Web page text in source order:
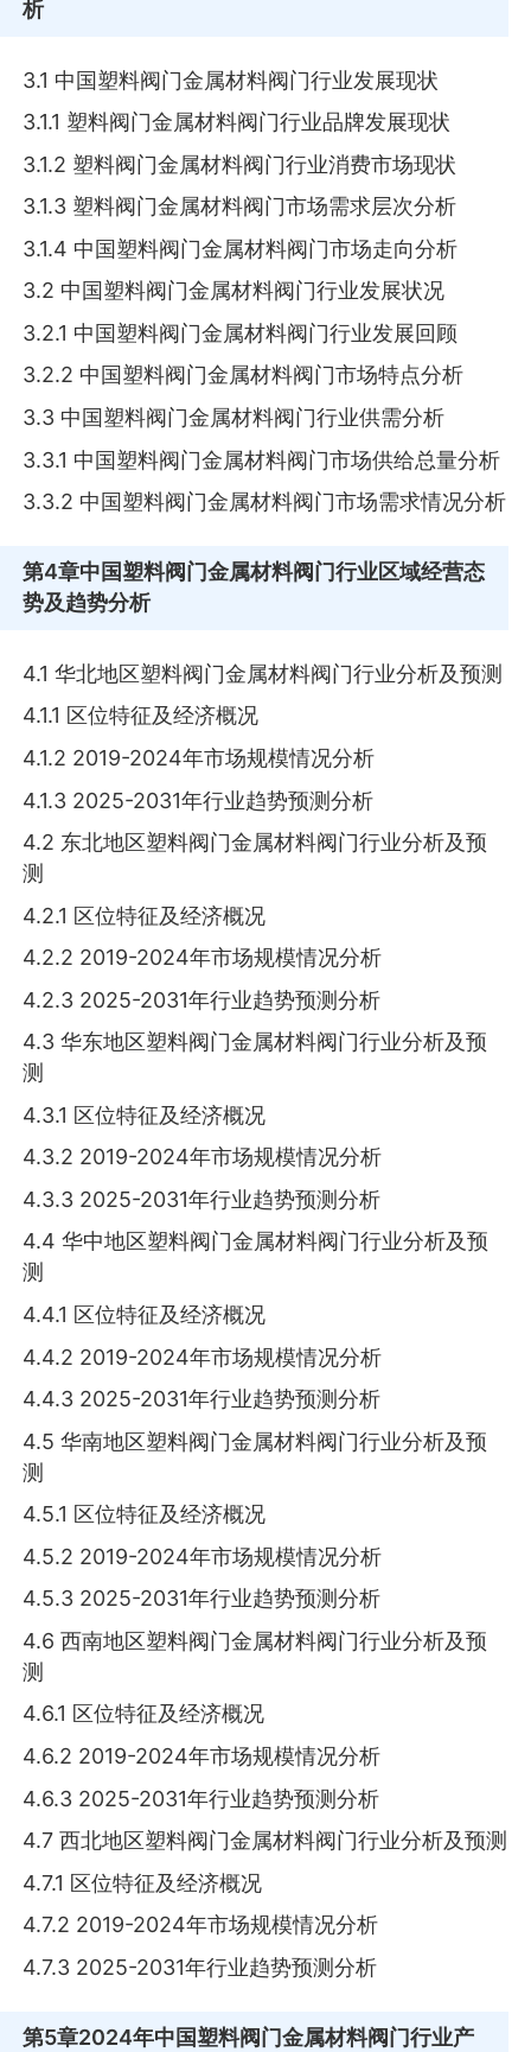
析
3.1 中国塑料阀门金属材料阀门行业发展现状
3.1.1 塑料阀门金属材料阀门行业品牌发展现状
3.1.2 塑料阀门金属材料阀门行业消费市场现状
3.1.3 塑料阀门金属材料阀门市场需求层次分析
3.1.4 中国塑料阀门金属材料阀门市场走向分析
3.2 中国塑料阀门金属材料阀门行业发展状况
3.2.1 中国塑料阀门金属材料阀门行业发展回顾
3.2.2 中国塑料阀门金属材料阀门市场特点分析
3.3 中国塑料阀门金属材料阀门行业供需分析
3.3.1 中国塑料阀门金属材料阀门市场供给总量分析
3.3.2 中国塑料阀门金属材料阀门市场需求情况分析
第4章中国塑料阀门金属材料阀门行业区域经营态
势及趋势分析
4.1 华北地区塑料阀门金属材料阀门行业分析及预测
4.1.1 区位特征及经济概况
4.1.2 2019-2024年市场规模情况分析
4.1.3 2025-2031年行业趋势预测分析
4.2 东北地区塑料阀门金属材料阀门行业分析及预
测
4.2.1 区位特征及经济概况
4.2.2 2019-2024年市场规模情况分析
4.2.3 2025-2031年行业趋势预测分析
4.3 华东地区塑料阀门金属材料阀门行业分析及预
测
4.3.1 区位特征及经济概况
4.3.2 2019-2024年市场规模情况分析
4.3.3 2025-2031年行业趋势预测分析
4.4 华中地区塑料阀门金属材料阀门行业分析及预
测
4.4.1 区位特征及经济概况
4.4.2 2019-2024年市场规模情况分析
4.4.3 2025-2031年行业趋势预测分析
4.5 华南地区塑料阀门金属材料阀门行业分析及预
测
4.5.1 区位特征及经济概况
4.5.2 2019-2024年市场规模情况分析
4.5.3 2025-2031年行业趋势预测分析
4.6 西南地区塑料阀门金属材料阀门行业分析及预
测
4.6.1 区位特征及经济概况
4.6.2 2019-2024年市场规模情况分析
4.6.3 2025-2031年行业趋势预测分析
4.7 西北地区塑料阀门金属材料阀门行业分析及预测
4.7.1 区位特征及经济概况
4.7.2 2019-2024年市场规模情况分析
4.7.3 2025-2031年行业趋势预测分析
第5章2024年中国塑料阀门金属材料阀门行业产